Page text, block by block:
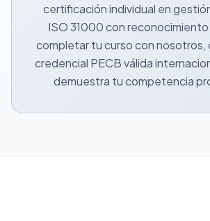
certificación individual en
ISO 31000 con reconocimiento
completar tu curso con nosotros,
credencial PECB válida
demuestra tu competencia